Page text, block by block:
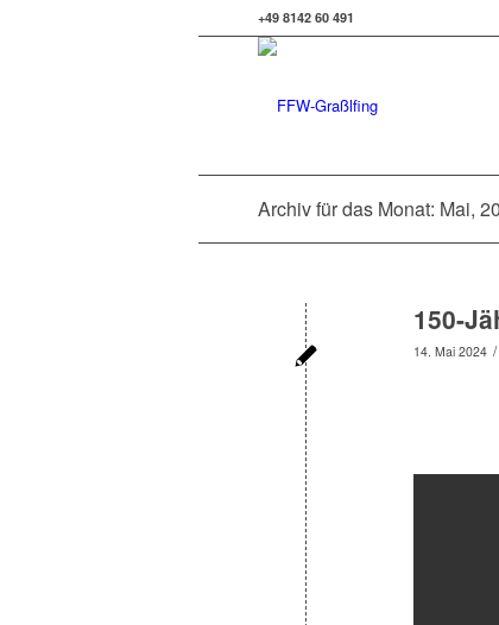
+49 8142 60 491
Archiv für das Monat: Mai,
150-
14. Mai 2024 /